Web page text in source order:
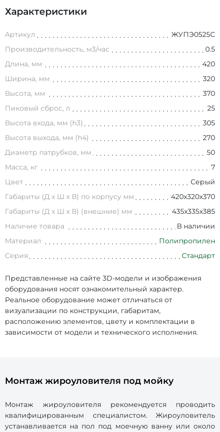
Характеристики
Артикул
ЖУПЭ0525С
Производительность, м3/час
0.5
Длина, мм
420
Ширина, мм
320
Высота, мм
370
Пиковый сброс, л
25
Высота входа, мм (h3)
305
Высота выхода, мм (h4)
270
Диаметр патрубков, мм
50
Масса, кг
7
Цвет
Серый
Габариты (Д х Ш х В) по корпусу мм
420х320х370
Габариты (Д х Ш х В) (внешние) мм
435х335х385
Наличие товара
В наличии
Материал
Полипропилен
Серия
Стандарт
Представленные на сайте 3D-модели и изображения
оборудования носят ознакомительный характер.
Реальное оборудование может отличаться от
визуализации по конструкции, габаритам,
расположению элементов, цвету и комплектации в
зависимости от модели и технического исполнения.
Монтаж жироуловителя под мойку
Монтаж жироуловителя рекомендуется проводить
квалифицированным специалистом. Жироуловитель
устанавливается на пол под моечную ванну или около